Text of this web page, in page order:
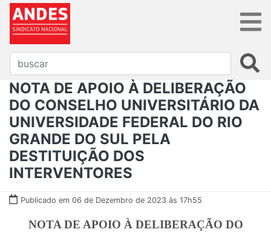
NOTA DE APOIO À DELIBERAÇÃO
DO CONSELHO UNIVERSITÁRIO DA
UNIVERSIDADE FEDERAL DO RIO
GRANDE DO SUL PELA
DESTITUIÇÃO DOS
INTERVENTORES
Publicado em 06 de Dezembro de 2023 às 17h55
NOTA DE APOIO À DELIBERAÇÃO DO